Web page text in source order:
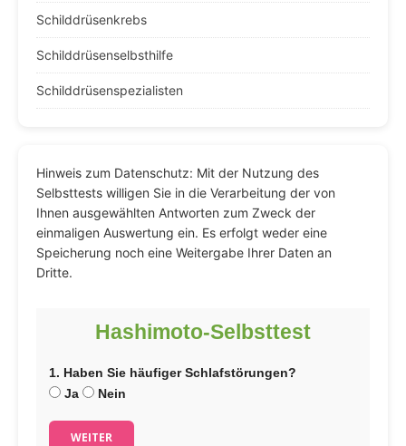
Schilddrüsenkrebs
Schilddrüsenselbsthilfe
Schilddrüsenspezialisten
Hinweis zum Datenschutz: Mit der Nutzung des
Selbsttests willigen Sie in die Verarbeitung der von
Ihnen ausgewählten Antworten zum Zweck der
einmaligen Auswertung ein. Es erfolgt weder eine
Speicherung noch eine Weitergabe Ihrer Daten an
Dritte.
Hashimoto-Selbsttest
1. Haben Sie häufiger Schlafstörungen?
Ja
Nein
WEITER